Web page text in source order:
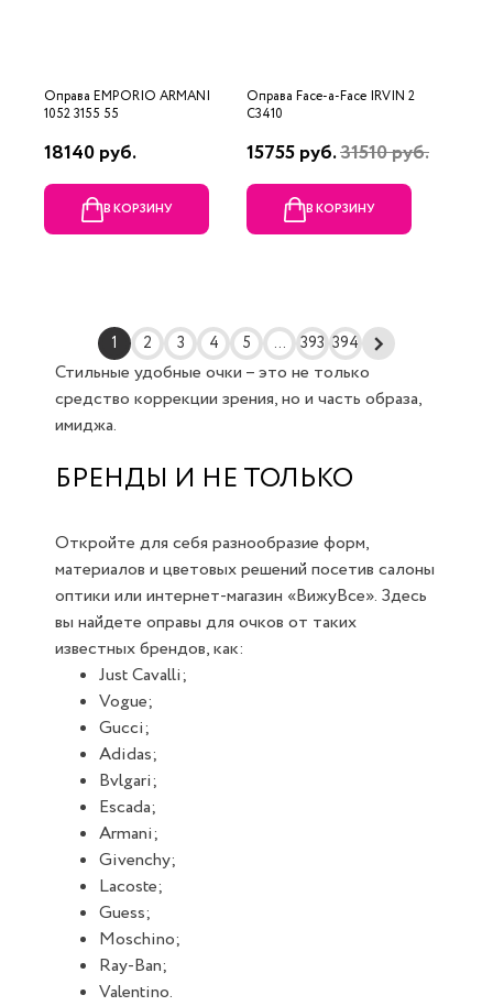
Оправа EMPORIO ARMANI
1052 3155 55
18140 руб.
В КОРЗИНУ
Оправа Face-a-Face IRVIN 2
C3410
15755 руб.31510 руб.
В КОРЗИНУ
1 2 3 4 5 ... 393 394
Стильные удобные очки – это не только
средство коррекции зрения, но и часть образа,
имиджа.
БРЕНДЫ И НЕ ТОЛЬКО
Откройте для себя разнообразие форм,
материалов и цветовых решений посетив салоны
оптики или интернет-магазин «ВижуВсе». Здесь
вы найдете оправы для очков от таких
известных брендов, как:
Just Cavalli;
Vogue;
Gucci;
Adidas;
Bvlgari;
Escada;
Armani;
Givenchy;
Lacoste;
Guess;
Moschino;
Ray-Ban;
Valentino.